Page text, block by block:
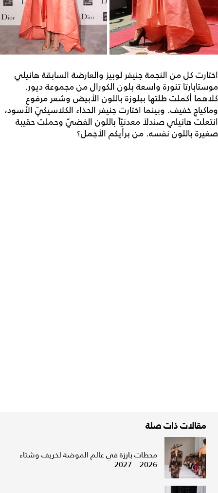
اختارت كل من النجمة جنيفر لوبيز والعارضة السابقة هانيلي
موستابارتا تنورة واسعة بلون الكورال من مجموعة ديور.
كلاهما أكملت طلتها ببلوزة باللون الأبيض وشعر مرفوع
وماكياج خفيف. وبينما اختارت جنيفر الحذاء الكلاسيكيّ الأسود،
انتعلت هانيلي صندلاً معدنيّاً باللون الفضيّ وحملت حقيبة
صغيرة باللون نفسه. من برأيكم الأجمل؟
مقالات ذات صلة
محطات بارزة في عالم الموضة لخريف وشتاء
2026 – 2027